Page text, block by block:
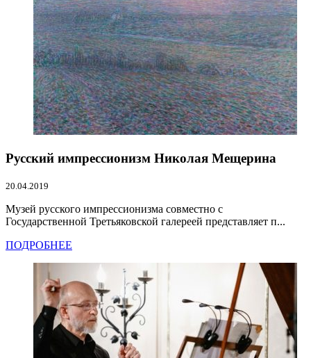
Русский импрессионизм Николая Мещерина
20.04.2019
Музей русского импрессионизма совместно с
Государственной Третьяковской галереей представляет п...
ПОДРОБНЕЕ